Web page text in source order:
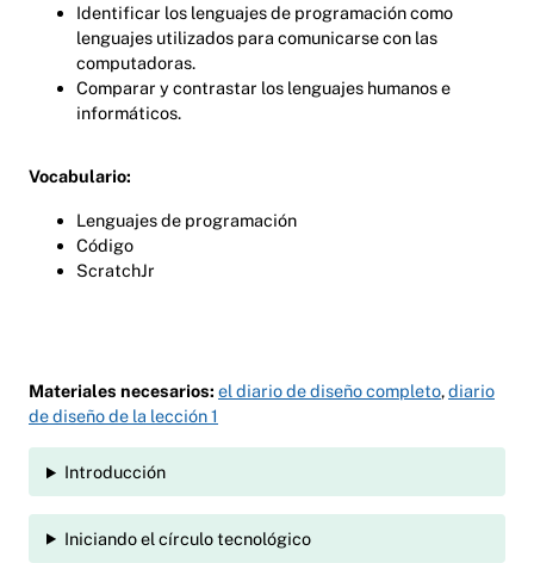
Identificar los lenguajes de programación como
lenguajes utilizados para comunicarse con las
computadoras.
Comparar y contrastar los lenguajes humanos e
informáticos.
Vocabulario:
Lenguajes de programación
Código
ScratchJr
Materiales necesarios: el diario de diseño completo,diario
de diseño de la lección 1
Introducción
Iniciando el círculo tecnológico